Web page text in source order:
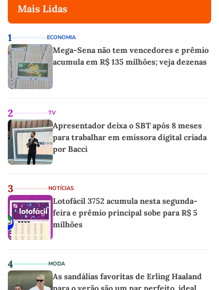
Mais Lidas
1 ECONOMIA
Mega-Sena não tem vencedores e prêmio
acumula em R$ 135 milhões; veja dezenas
2 TV
Apresentador deixa o SBT após 8 meses
para trabalhar em emissora digital criada
por Bacci
3 NOTÍCIAS
Lotofácil 3752 acumula nesta segunda-
feira e prêmio principal sobe para R$ 5
milhões
4 MODA
As sandálias favoritas de Erling Haaland